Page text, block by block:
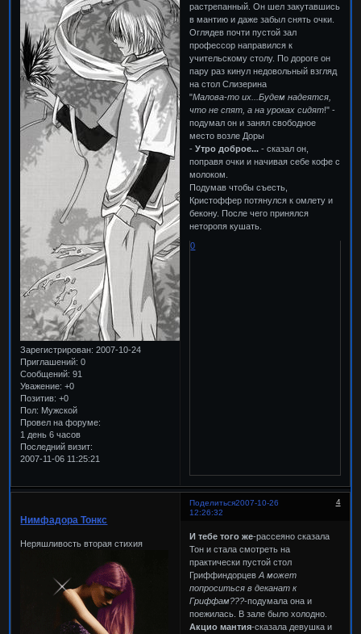
Зарегистрирован: 2007-10-24
Приглашений: 0
Сообщений: 91
Уважение: +0
Позитив: +0
Пол: Мужской
Провел на форуме:
1 день 6 часов
Последний визит:
2007-11-06 11:25:21
растрепанный. Он шел закутавшись
в мантию и даже забыл снять очки.
Оглядев почти пустой зал
профессор направился к
учительскому столу. По дороге он
пару раз кинул недовольный взгляд
на стол Слизерина
"Малова-то их...Будем надеятся,
что не спят, а на уроках сидят!" -
подумал он и занял свободное
место возле Доры
-Утро доброе...- сказал он,
поправя очки и начивая себе кофе с
молоком.
Подумав чтобы съесть,
Кристоффер потянулся к омлету и
бекону. После чего принялся
неторопя кушать.
0
Поделиться 4
2007-10-26
12:26:32
Нимфадора Тонкс
Неряшливость вторая стихия
И тебе того же-рассеяно сказала
Тон и стала смотреть на
практически пустой стол
ГриффиндорцевА может
попроситься в деканат к
Гриффам???-подумала она и
поежилась. В зале было холодно.
Акцио мантия-сказала девушка и